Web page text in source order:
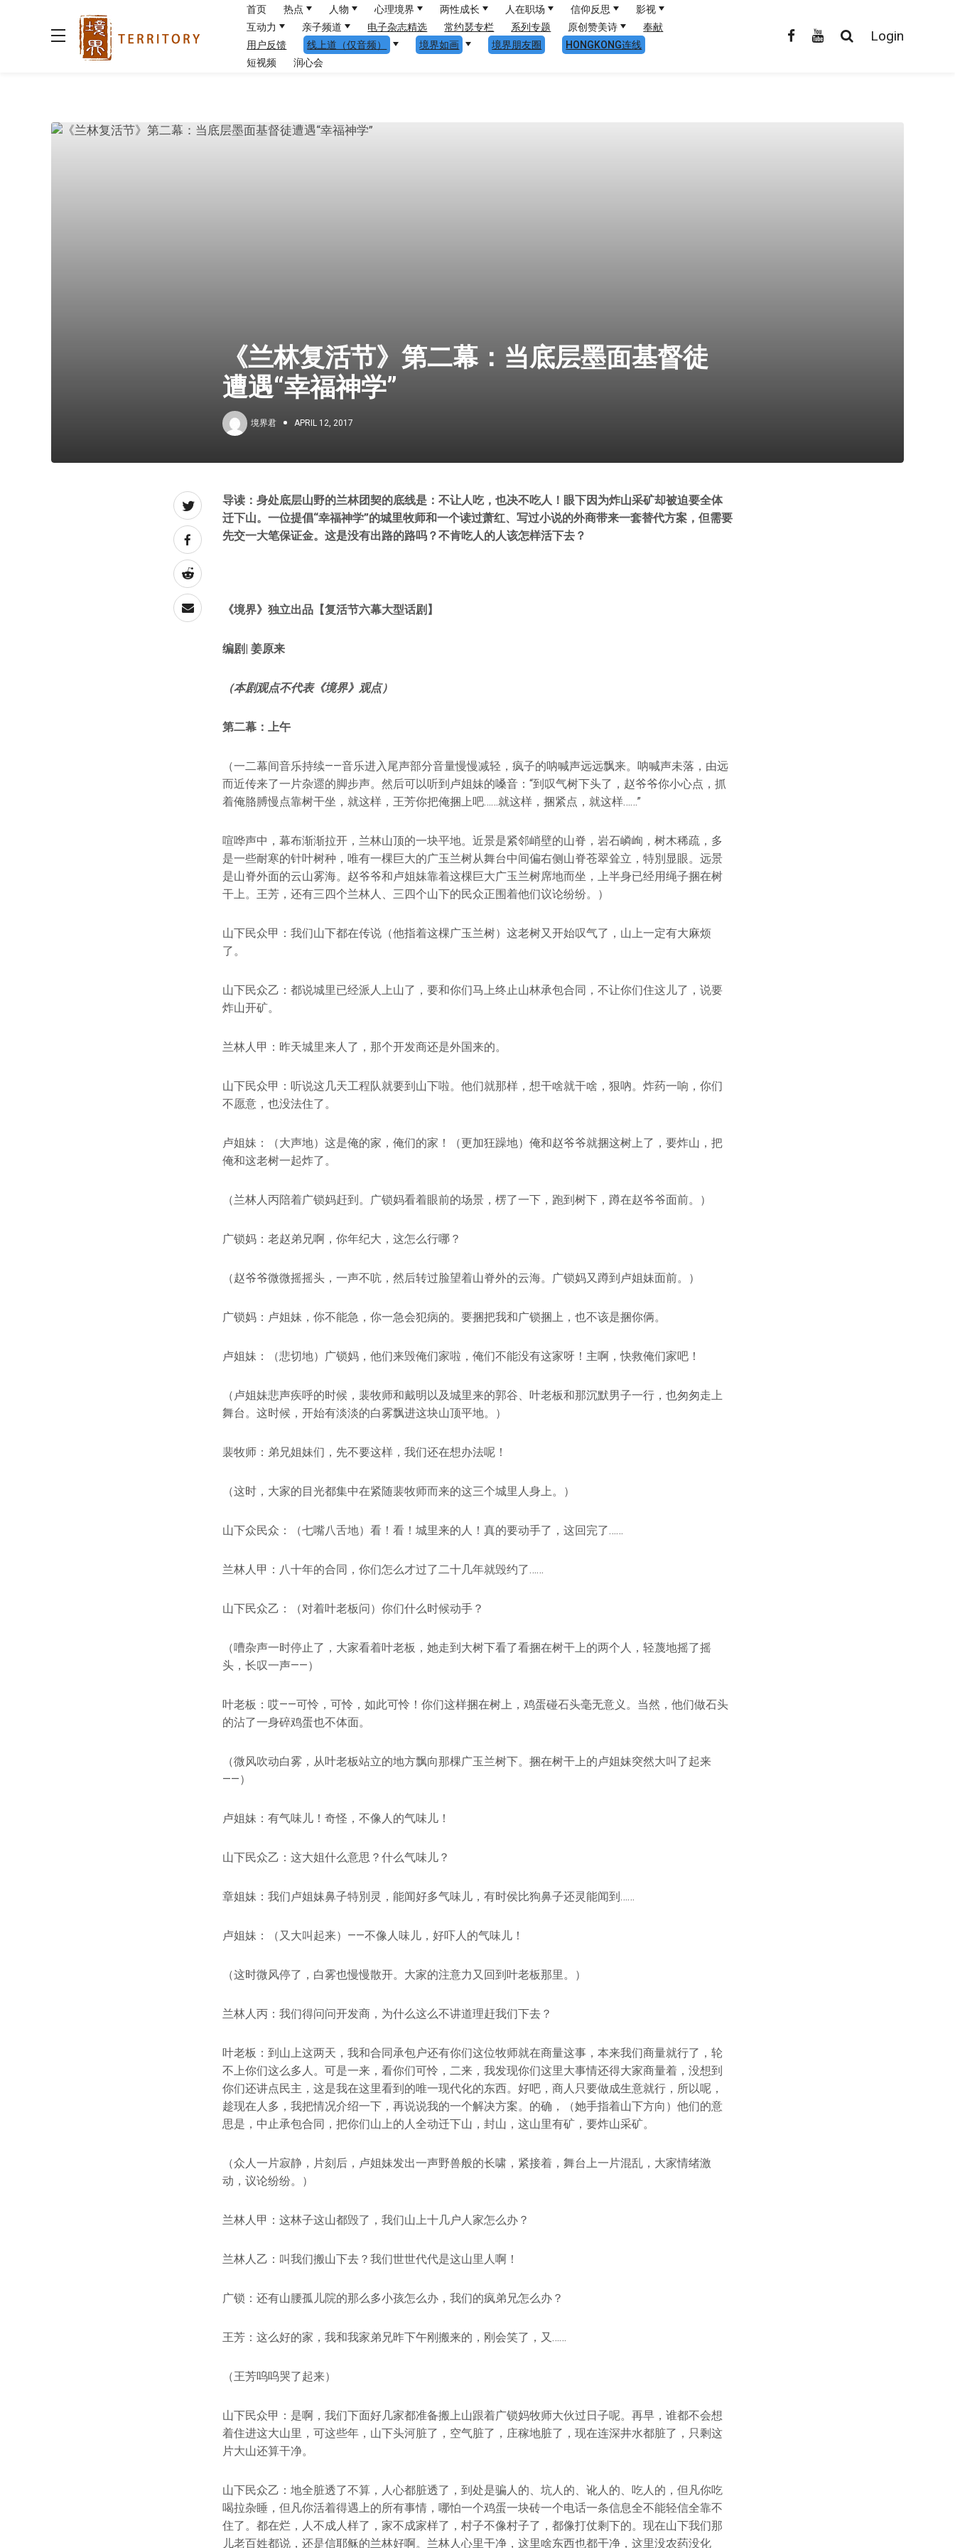
首页 热点 人物 心理境界 两性成长 人在职场 信仰反思
影视
互动力
亲子频道 电子杂志精选 常约瑟专栏 系列专题 原创赞美诗
奉献
用户反馈
线上道（仅音频） 境界如画 境界朋友圈
HONGKONG连线
短视频
润心会
Login
《兰林复活节》第二幕：当底层墨面基督徒
遭遇“幸福神学”
境界君 APRIL 12, 2017
导读：身处底层山野的兰林团契的底线是：不让人吃，也决不吃人！眼下因为炸山采矿却被迫要全体
迁下山。一位提倡“幸福神学”的城里牧师和一个读过萧红、写过小说的外商带来一套替代方案，但需要
先交一大笔保证金。这是没有出路的路吗？不肯吃人的人该怎样活下去？
《境界》独立出品【复活节六幕大型话剧】
编剧| 姜原来
（本剧观点不代表《境界》观点）
第二幕：上午
（一二幕间音乐持续——音乐进入尾声部分音量慢慢减轻，疯子的呐喊声远远飘来。呐喊声未落，由远
而近传来了一片杂遝的脚步声。然后可以听到卢姐妹的嗓音：“到叹气树下头了，赵爷爷你小心点，抓
着俺胳膊慢点靠树干坐，就这样，王芳你把俺捆上吧……就这样，捆紧点，就这样……”
喧哗声中，幕布渐渐拉开，兰林山顶的一块平地。近景是紧邻峭壁的山脊，岩石嶙峋，树木稀疏，多
是一些耐寒的针叶树种，唯有一棵巨大的广玉兰树从舞台中间偏右侧山脊苍翠耸立，特別显眼。远景
是山脊外面的云山雾海。赵爷爷和卢姐妹靠着这棵巨大广玉兰树席地而坐，上半身已经用绳子捆在树
干上。王芳，还有三四个兰林人、三四个山下的民众正围着他们议论纷纷。）
山下民众甲：我们山下都在传说（他指着这棵广玉兰树）这老树又开始叹气了，山上一定有大麻烦
了。
山下民众乙：都说城里已经派人上山了，要和你们马上终止山林承包合同，不让你们住这儿了，说要
炸山开矿。
兰林人甲：昨天城里来人了，那个开发商还是外国来的。
山下民众甲：听说这几天工程队就要到山下啦。他们就那样，想干啥就干啥，狠吶。炸药一响，你们
不愿意，也没法住了。
卢姐妹：（大声地）这是俺的家，俺们的家！（更加狂躁地）俺和赵爷爷就捆这树上了，要炸山，把
俺和这老树一起炸了。
（兰林人丙陪着广锁妈赶到。广锁妈看着眼前的场景，楞了一下，跑到树下，蹲在赵爷爷面前。）
广锁妈：老赵弟兄啊，你年纪大，这怎么行哪？
（赵爷爷微微摇摇头，一声不吭，然后转过脸望着山脊外的云海。广锁妈又蹲到卢姐妹面前。）
广锁妈：卢姐妹，你不能急，你一急会犯病的。要捆把我和广锁捆上，也不该是捆你俩。
卢姐妹：（悲切地）广锁妈，他们来毁俺们家啦，俺们不能没有这家呀！主啊，快救俺们家吧！
（卢姐妹悲声疾呼的时候，裴牧师和戴明以及城里来的郭谷、叶老板和那沉默男子一行，也匆匆走上
舞台。这时候，开始有淡淡的白雾飘进这块山顶平地。）
裴牧师：弟兄姐妹们，先不要这样，我们还在想办法呢！
（这时，大家的目光都集中在紧随裴牧师而来的这三个城里人身上。）
山下众民众：（七嘴八舌地）看！看！城里来的人！真的要动手了，这回完了……
兰林人甲：八十年的合同，你们怎么才过了二十几年就毁约了……
山下民众乙：（对着叶老板问）你们什么时候动手？
（嘈杂声一时停止了，大家看着叶老板，她走到大树下看了看捆在树干上的两个人，轻蔑地摇了摇
头，长叹一声——）
叶老板：哎——可怜，可怜，如此可怜！你们这样捆在树上，鸡蛋碰石头毫无意义。当然，他们做石头
的沾了一身碎鸡蛋也不体面。
（微风吹动白雾，从叶老板站立的地方飘向那棵广玉兰树下。捆在树干上的卢姐妹突然大叫了起来
——）
卢姐妹：有气味儿！奇怪，不像人的气味儿！
山下民众乙：这大姐什么意思？什么气味儿？
章姐妹：我们卢姐妹鼻子特別灵，能闻好多气味儿，有时侯比狗鼻子还灵能闻到……
卢姐妹：（又大叫起来）——不像人味儿，好吓人的气味儿！
（这时微风停了，白雾也慢慢散开。大家的注意力又回到叶老板那里。）
兰林人丙：我们得问问开发商，为什么这么不讲道理赶我们下去？
叶老板：到山上这两天，我和合同承包户还有你们这位牧师就在商量这事，本来我们商量就行了，轮
不上你们这么多人。可是一来，看你们可怜，二来，我发现你们这里大事情还得大家商量着，没想到
你们还讲点民主，这是我在这里看到的唯一现代化的东西。好吧，商人只要做成生意就行，所以呢，
趁现在人多，我把情况介绍一下，再说说我的一个解决方案。的确，（她手指着山下方向）他们的意
思是，中止承包合同，把你们山上的人全动迁下山，封山，这山里有矿，要炸山采矿。
（众人一片寂静，片刻后，卢姐妹发出一声野兽般的长啸，紧接着，舞台上一片混乱，大家情绪激
动，议论纷纷。）
兰林人甲：这林子这山都毁了，我们山上十几户人家怎么办？
兰林人乙：叫我们搬山下去？我们世世代代是这山里人啊！
广锁：还有山腰孤儿院的那么多小孩怎么办，我们的疯弟兄怎么办？
王芳：这么好的家，我和我家弟兄昨下午刚搬来的，刚会笑了，又……
（王芳呜呜哭了起来）
山下民众甲：是啊，我们下面好几家都准备搬上山跟着广锁妈牧师大伙过日子呢。再早，谁都不会想
着住进这大山里，可这些年，山下头河脏了，空气脏了，庄稼地脏了，现在连深井水都脏了，只剩这
片大山还算干净。
山下民众乙：地全脏透了不算，人心都脏透了，到处是骗人的、坑人的、讹人的、吃人的，但凡你吃
喝拉杂睡，但凡你活着得遇上的所有事情，哪怕一个鸡蛋一块砖一个电话一条信息全不能轻信全靠不
住了。都在烂，人不成人样了，家不成家样了，村子不像村子了，都像打仗剩下的。现在山下我们那
儿老百姓都说，还是信耶稣的兰林好啊。兰林人心里干净，这里啥东西也都干净，这里没农药没化